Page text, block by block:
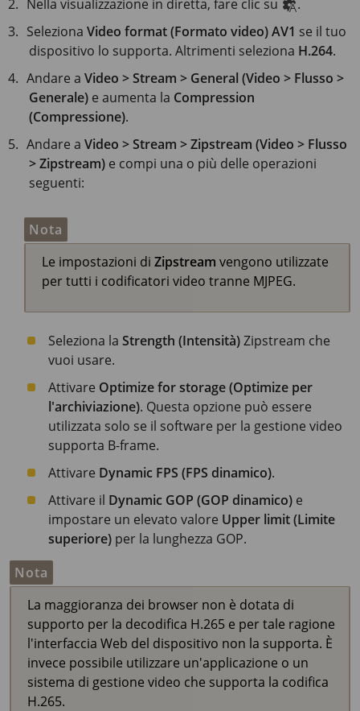
Nella visualizzazione in diretta, fare clic su
.
SelezionaVideo format (Formato video)AV1 se il tuo
dispositivo lo supporta. Altrimenti seleziona H.264.
Andare aVideo > Stream > General (Video > Flusso >
Generale) e aumenta la Compression
(Compressione).
Andare aVideo > Stream > Zipstream (Video > Flusso
> Zipstream) e compi una o più delle operazioni
seguenti:
Nota
Le impostazioni di Zipstream vengono utilizzate
per tutti i codificatori video tranne MJPEG.
Seleziona la Strength (Intensità)Zipstream che
vuoi usare.
Attivare Optimize for storage (Optimize per
l'archiviazione). Questa opzione può essere
utilizzata solo se il software per la gestione video
supporta B-frame.
Attivare Dynamic FPS (FPS dinamico).
Attivare il Dynamic GOP (GOP dinamico) e
impostare un elevato valore Upper limit (Limite
superiore) per la lunghezza GOP.
Nota
La maggioranza dei browser non è dotata di
supporto per la decodifica H.265 e per tale ragione
l'interfaccia Web del dispositivo non la supporta. È
invece possibile utilizzare un'applicazione o un
sistema di gestione video che supporta la codifica
H.265.